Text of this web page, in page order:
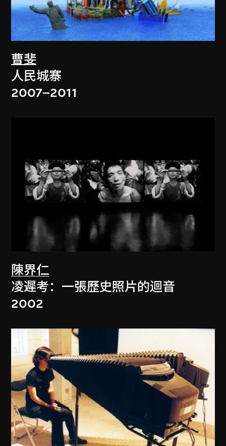
曹斐
人民城寨
2007–2011
陳界仁
凌遲考：一張歷史照片的迴音
2002